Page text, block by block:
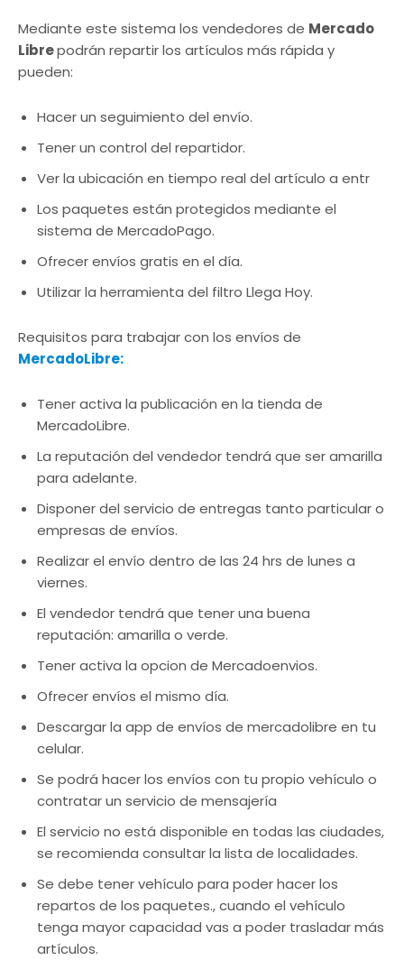
Mediante este sistema los vendedores de Mercado
Librepodrán repartir los artículos más rápida y
pueden:
Hacer un seguimiento del envío.
Tener un control del repartidor.
Ver la ubicación en tiempo real del artículo a entr
Los paquetes están protegidos mediante el
sistema de MercadoPago.
Ofrecer envíos gratis en el día.
Utilizar la herramienta del filtro Llega Hoy.
Requisitos para trabajar con los envíos de
MercadoLibre:
Tener activa la publicación en la tienda de
MercadoLibre.
La reputación del vendedor tendrá que ser amarilla
para adelante.
Disponer del servicio de entregas tanto particular o
empresas de envíos.
Realizar el envío dentro de las 24 hrs de lunes a
viernes.
El vendedor tendrá que tener una buena
reputación: amarilla o verde.
Tener activa la opcion de Mercadoenvios.
Ofrecer envíos el mismo día.
Descargar la app de envíos de mercadolibre en tu
celular.
Se podrá hacer los envíos con tu propio vehículo o
contratar un servicio de mensajería
El servicio no está disponible en todas las ciudades,
se recomienda consultar la lista de localidades.
Se debe tener vehículo para poder hacer los
repartos de los paquetes., cuando el vehículo
tenga mayor capacidad vas a poder trasladar más
artículos.